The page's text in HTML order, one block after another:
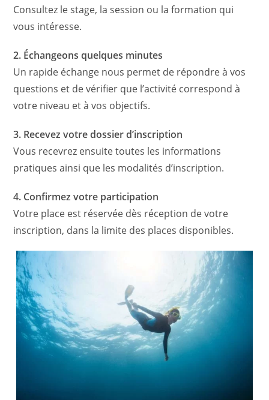
Consultez le stage, la session ou la formation qui
vous intéresse.
2. Échangeons quelques minutes
Un rapide échange nous permet de répondre à vos
questions et de vérifier que l’activité correspond à
votre niveau et à vos objectifs.
3. Recevez votre dossier d’inscription
Vous recevrez ensuite toutes les informations
pratiques ainsi que les modalités d’inscription.
4. Confirmez votre participation
Votre place est réservée dès réception de votre
inscription, dans la limite des places disponibles.